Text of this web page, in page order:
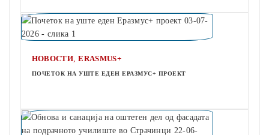
НОВОСТИ,ERASMUS+
ПОЧЕТОК НА УШТЕ ЕДЕН ЕРАЗМУС+ ПРОЕКТ